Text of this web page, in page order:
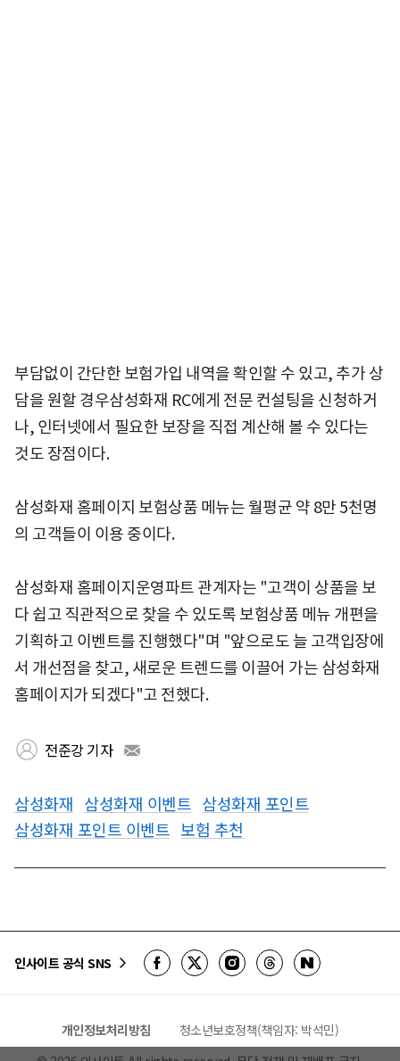
부담없이 간단한 보험가입 내역을 확인할 수 있고, 추가 상
담을 원할 경우삼성화재 RC에게 전문 컨설팅을 신청하거
나, 인터넷에서 필요한 보장을 직접 계산해 볼 수 있다는
것도 장점이다.
삼성화재 홈페이지 보험상품 메뉴는 월평균 약 8만 5천명
의 고객들이 이용 중이다.
삼성화재 홈페이지운영파트 관계자는 "고객이 상품을 보
다 쉽고 직관적으로 찾을 수 있도록 보험상품 메뉴 개편을
기획하고 이벤트를 진행했다"며 "앞으로도 늘 고객입장에
서 개선점을 찾고, 새로운 트렌드를 이끌어 가는 삼성화재
홈페이지가 되겠다"고 전했다.
전준강 기자
삼성화재 삼성화재 이벤트 삼성화재 포인트
삼성화재 포인트 이벤트 보험 추천
인사이트 공식 SNS
개인정보처리방침
청소년보호정책(책임자: 박석민)